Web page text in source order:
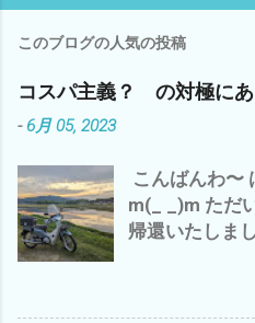
このブログの人気の投稿
コスパ主義？ の対極に
-6月 05, 2023
こんばんわ〜
m(_ _)m ただ
帰還いたしま
(・∀・) でも